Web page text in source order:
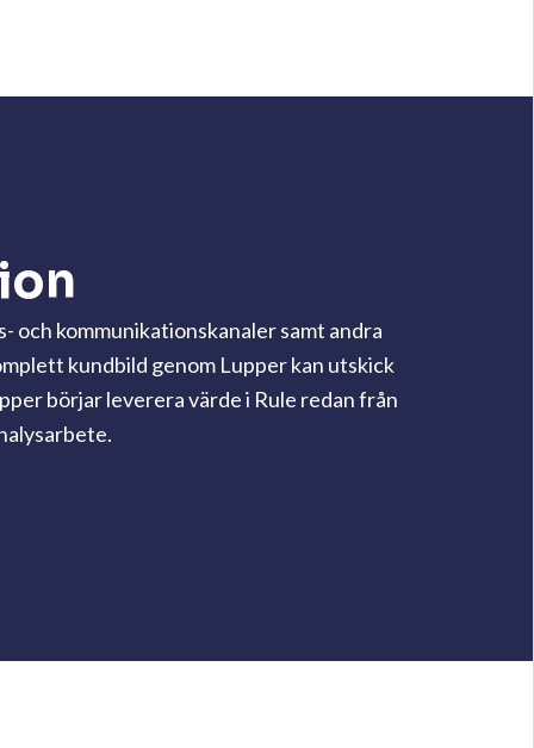
och kommunikationskanaler samt andra
kundbild genom Lupper kan utskick
börjar leverera värde i Rule redan från